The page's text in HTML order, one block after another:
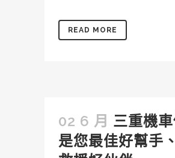
READ MORE
02 6 月 三重機
是您最佳好幫手